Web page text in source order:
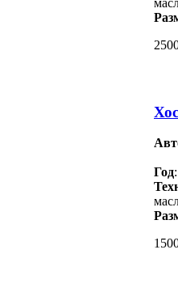
Год